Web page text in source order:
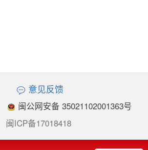
意见反馈
闽公网安备 35021102001363号
闽ICP备17018418